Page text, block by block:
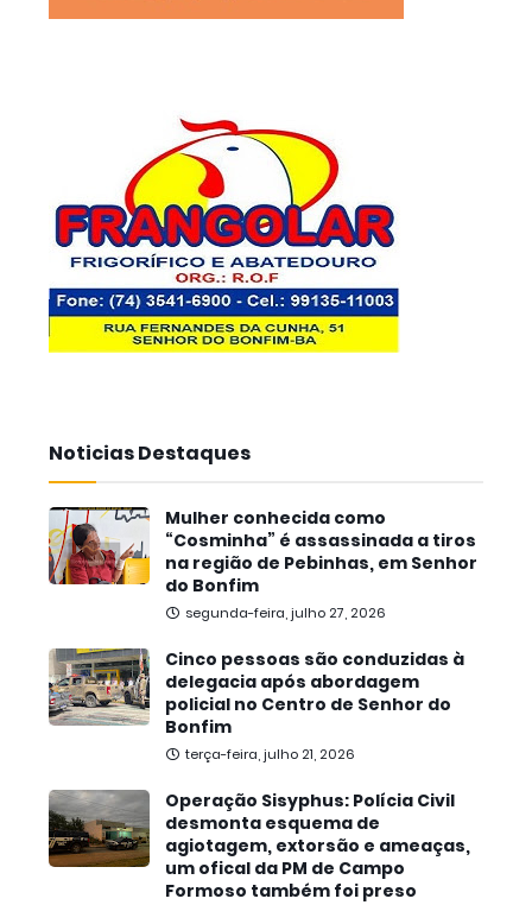
Noticias Destaques
Mulher conhecida como
“Cosminha” é assassinada a tiros
na região de Pebinhas, em Senhor
do Bonfim
segunda-feira, julho 27, 2026
Cinco pessoas são conduzidas à
delegacia após abordagem
policial no Centro de Senhor do
Bonfim
terça-feira, julho 21, 2026
Operação Sisyphus: Polícia Civil
desmonta esquema de
agiotagem, extorsão e ameaças,
um ofical da PM de Campo
Formoso também foi preso